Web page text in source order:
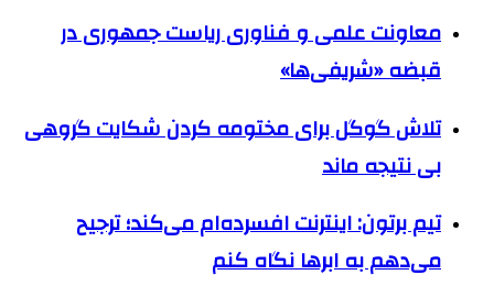
معاونت علمی و فناوری ریاست جمهوری در
قبضه «شریفی‌ها»
تلاش گوگل برای مختومه کردن شکایت گروهی
بی نتیجه ماند
تیم برتون: اینترنت افسرده‌ام می‌کند؛ ترجیح
می‌دهم به ابرها نگاه کنم